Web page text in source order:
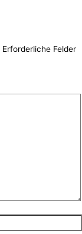
Erforderliche Felder